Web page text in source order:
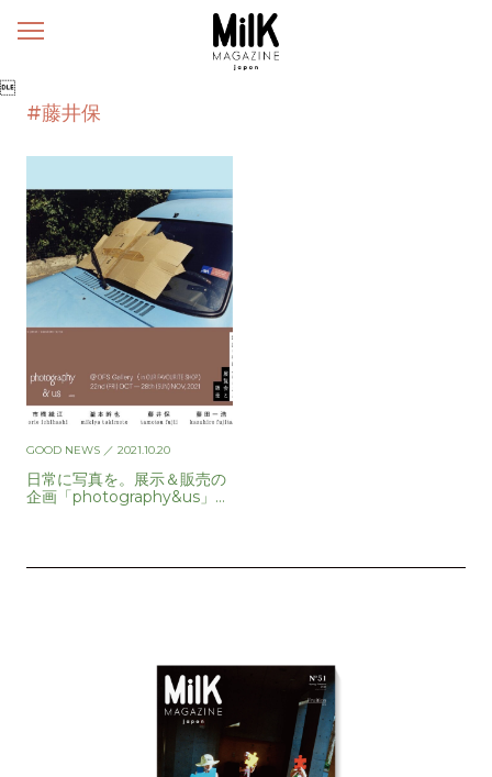
メ

#藤井保
GOOD NEWS ／ 2021.10.20
日常に写真を。展示＆販売の
企画「photography&us」第